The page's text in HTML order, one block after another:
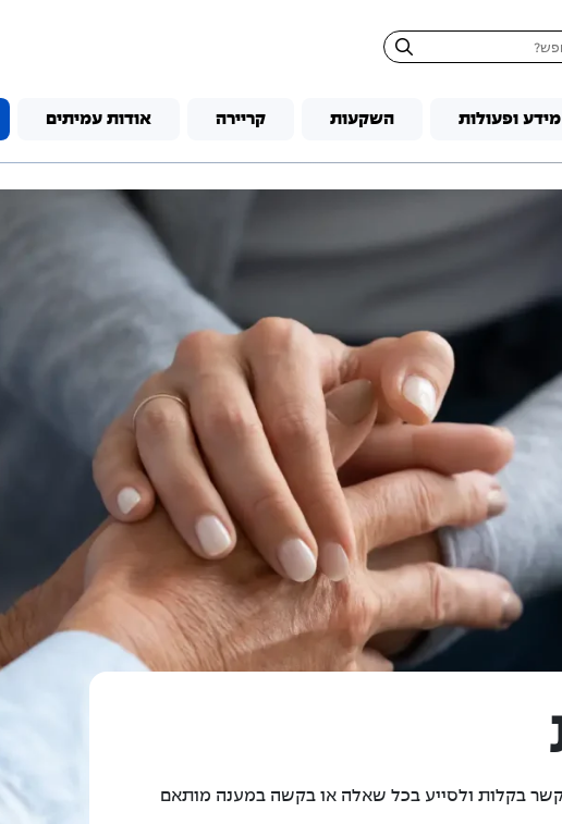
מידע ופעולות השקעות קריירה אודות עמיתים
קשר בקלות ולסייע בכל שאלה או בקשה במענה מותאם